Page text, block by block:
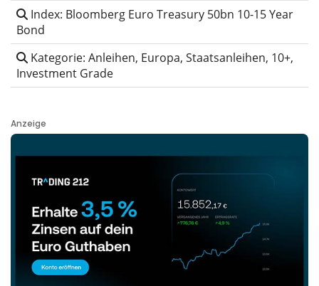
Index: Bloomberg Euro Treasury 50bn 10-15 Year
Bond
Kategorie: Anleihen, Europa, Staatsanleihen, 10+,
Investment Grade